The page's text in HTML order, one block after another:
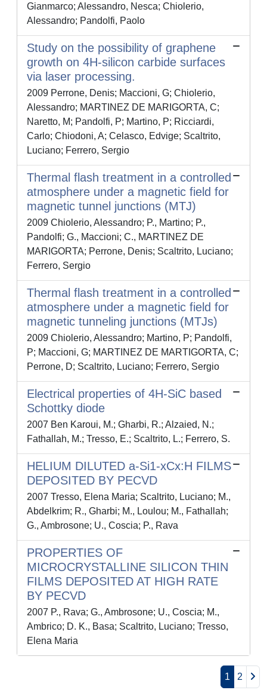
Gianmarco; Alessandro, Nesca; Chiolerio,
Alessandro; Pandolfi, Paolo
Study on the possibility of graphene
growth on 4H-silicon carbide surfaces
via laser processing.
2009 Perrone, Denis; Maccioni, G; Chiolerio,
Alessandro; MARTINEZ DE MARIGORTA, C;
Naretto, M; Pandolfi, P; Martino, P; Ricciardi,
Carlo; Chiodoni, A; Celasco, Edvige; Scaltrito,
Luciano; Ferrero, Sergio
Thermal flash treatment in a controlled
atmosphere under a magnetic field for
magnetic tunnel junctions (MTJ)
2009 Chiolerio, Alessandro; P., Martino; P.,
Pandolfi; G., Maccioni; C., MARTINEZ DE
MARIGORTA; Perrone, Denis; Scaltrito, Luciano;
Ferrero, Sergio
Thermal flash treatment in a controlled
atmosphere under a magnetic field for
magnetic tunneling junctions (MTJs)
2009 Chiolerio, Alessandro; Martino, P; Pandolfi,
P; Maccioni, G; MARTINEZ DE MARTIGORTA, C;
Perrone, D; Scaltrito, Luciano; Ferrero, Sergio
Electrical properties of 4H-SiC based
Schottky diode
2007 Ben Karoui, M.; Gharbi, R.; Alzaied, N.;
Fathallah, M.; Tresso, E.; Scaltrito, L.; Ferrero, S.
HELIUM DILUTED a-Si1-xCx:H FILMS
DEPOSITED BY PECVD
2007 Tresso, Elena Maria; Scaltrito, Luciano; M.,
Abdelkrim; R., Gharbi; M., Loulou; M., Fathallah;
G., Ambrosone; U., Coscia; P., Rava
PROPERTIES OF
MICROCRYSTALLINE SILICON THIN
FILMS DEPOSITED AT HIGH RATE
BY PECVD
2007 P., Rava; G., Ambrosone; U., Coscia; M.,
Ambrico; D. K., Basa; Scaltrito, Luciano; Tresso,
Elena Maria
1 2